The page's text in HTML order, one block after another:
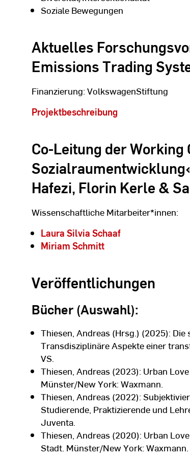
Soziale Bewegungen
Aktuelles
Emissions Trading
Finanzierung: VolkswagenStiftung
Projektbeschreibung
Co-Leitung der
Hafezi, Florin Kerle &
Wissenschaftliche Mitarbeiter*innen:
Laura Silvia Schaaf
Miriam Schmitt
Veröffentlichungen
Bücher (Auswahl):
Thiesen, Andreas (Hrsg.) (2025):
Transdisziplinäre Aspekte einer
VS.
Thiesen, Andreas (2023): Urban
Münster/New York: Waxmann.
Thiesen, Andreas (2022):
Studierende, Praktizierende und
Juventa.
Thiesen, Andreas (2020): Urban
Stadt. Münster/New York: Waxmann.